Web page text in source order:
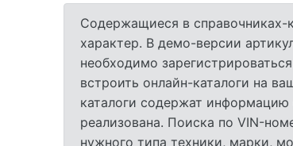
Содержащиеся в справочниках-
характер. В демо-версии
необходимо
встроить онлайн-каталоги на
каталоги содержат информацию
реализована. Поиска по VIN-
нужного типа техники, марки,